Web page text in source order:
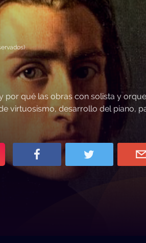
por qué las obras con solista y
virtuosismo, desarrollo del piano,